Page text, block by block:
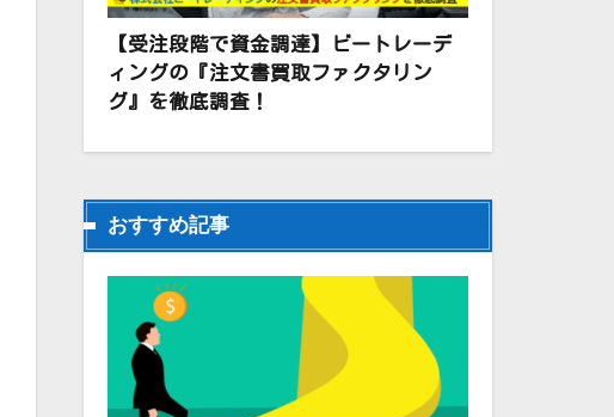
【受注段階で資金調達】ビートレーデ
ィングの『注文書買取ファクタリン
グ』を徹底調査！
おすすめ記事